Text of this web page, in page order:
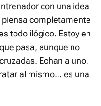
con una idea
piensa completamente
todo ilógico. Estoy en
pasa, aunque no
Echan a uno,
al mismo... es una